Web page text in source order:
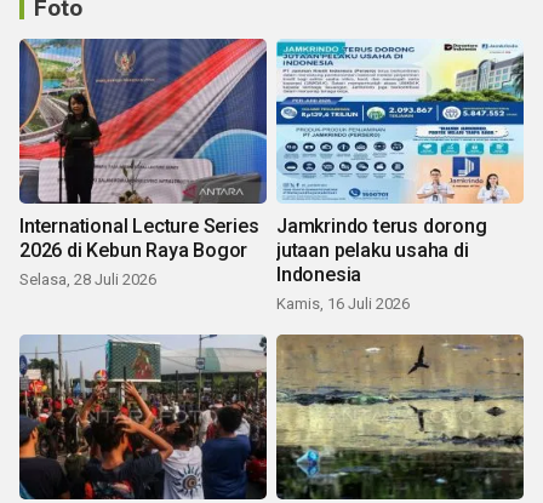
Foto
International Lecture Series
2026 di Kebun Raya Bogor
Selasa, 28 Juli 2026
Jamkrindo terus dorong
jutaan pelaku usaha di
Indonesia
Kamis, 16 Juli 2026